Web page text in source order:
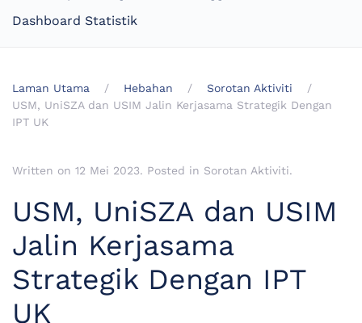
Dashboard Statistik
Laman Utama Hebahan
Sorotan Aktiviti
USM, UniSZA dan USIM Jalin Kerjasama Strategik Dengan
IPT UK
Written on 12 Mei 2023. Posted in Sorotan Aktiviti.
USM, UniSZA dan USIM
Jalin Kerjasama
Strategik Dengan IPT
UK